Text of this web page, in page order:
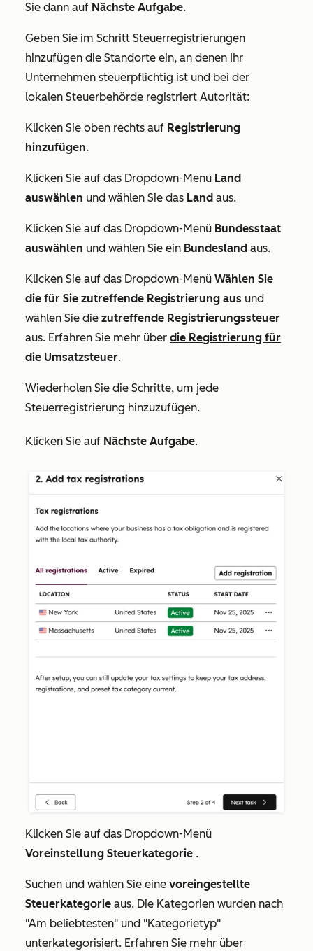
Sie dann auf Nächste Aufgabe.
Geben Sie im Schritt Steuerregistrierungen
hinzufügen die Standorte ein, an denen Ihr
Unternehmen steuerpflichtig ist und bei der
lokalen Steuerbehörde registriert Autorität:
Klicken Sie oben rechts auf Registrierung
hinzufügen.
Klicken Sie auf das Dropdown-Menü Land
auswählen und wählen Sie das Land aus.
Klicken Sie auf das Dropdown-Menü Bundesstaat
auswählen und wählen Sie ein Bundesland aus.
Klicken Sie auf das Dropdown-Menü Wählen Sie
die für Sie zutreffende Registrierung aus und
wählen Sie die zutreffende Registrierungssteuer
aus. Erfahren Sie mehr über die Registrierung für
die Umsatzsteuer.
Wiederholen Sie die Schritte, um jede
Steuerregistrierung hinzuzufügen.
Klicken Sie auf Nächste Aufgabe.
Klicken Sie auf das Dropdown-Menü
Voreinstellung Steuerkategorie .
Suchen und wählen Sie eine voreingestellte
Steuerkategorie aus. Die Kategorien wurden nach
"Am beliebtesten" und "Kategorietyp"
unterkategorisiert. Erfahren Sie mehr über